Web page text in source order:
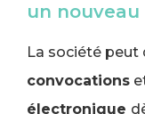
un
La société peut
convocations
électronique